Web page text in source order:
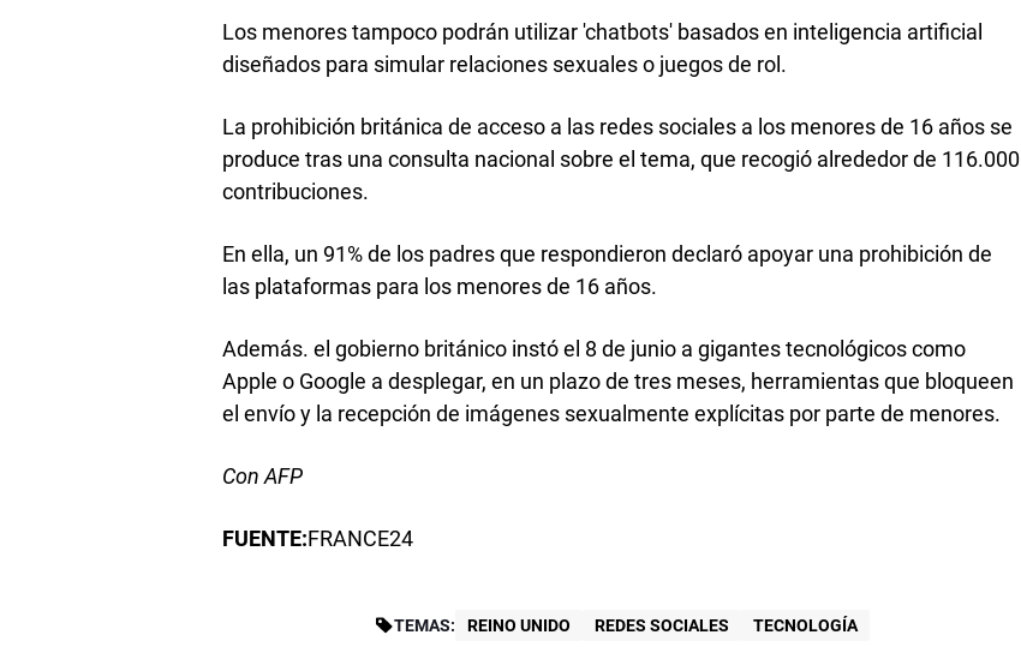
Los menores tampoco podrán utilizar 'chatbots' basados en inteligencia artificial
diseñados para simular relaciones sexuales o juegos de rol.
La prohibición británica de acceso a las redes sociales a los menores de 16 años se
produce tras una consulta nacional sobre el tema, que recogió alrededor de 116.000
contribuciones.
En ella, un 91% de los padres que respondieron declaró apoyar una prohibición de
las plataformas para los menores de 16 años.
Además. el gobierno británico instó el 8 de junio a gigantes tecnológicos como
Apple o Google a desplegar, en un plazo de tres meses, herramientas que bloqueen
el envío y la recepción de imágenes sexualmente explícitas por parte de menores.
Con AFP
FUENTE:FRANCE24
TEMAS: REINO UNIDO REDES SOCIALES TECNOLOGÍA